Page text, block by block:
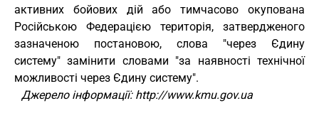
активних бойових дій або тимчасово окупована
Російською Федерацією територія, затвердженого
зазначеною постановою, слова "через Єдину
систему" замінити словами "за наявності технічної
можливості через Єдину систему".
Джерело інформації: http://www.kmu.gov.ua